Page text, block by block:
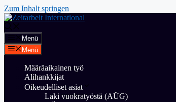
Zum Inhalt springen
Menü
Menü
Määräaikainen työ
Alihankkijat
Oikeudelliset asiat
Laki vuokratyöstä (AÜG)